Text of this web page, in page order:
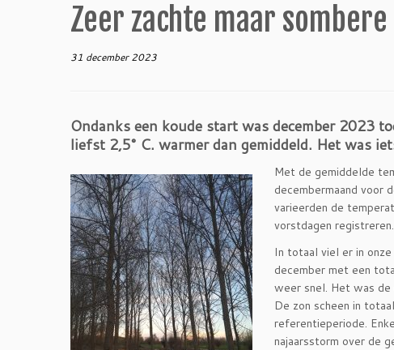
Zeer zachte maar
31 december 2023
Ondanks een koude start was december 2023
liefst 2,5° C. warmer dan gemiddeld. Het was
Met de gemiddelde
decembermaand
varieerden de
vorstdagen
In totaal viel er in
december met een
weer snel. Het was de
De zon scheen in
referentieperiode.
najaarsstorm over de